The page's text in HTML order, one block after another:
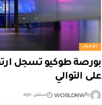
الأخبار
بورصة طوكيو تسجل
على التوالي
By
WORLDNW سنتين ago